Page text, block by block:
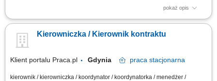
pokaż opis
Kompleksowe prowadzenie i koordynacja robót elektrycznych od etapu
podwykonawców. Nadzór nad jakością, terminowością i zgodnością prac
z dokumentacją oraz przepisami BHP. Opracowywanie harmonogramów i
Kierowniczka / Kierownik kontraktu
Klient portalu Praca.pl Gdynia praca stacjonarna
kierownik / kierowniczka / koordynator / koordynatorka / menedżer /